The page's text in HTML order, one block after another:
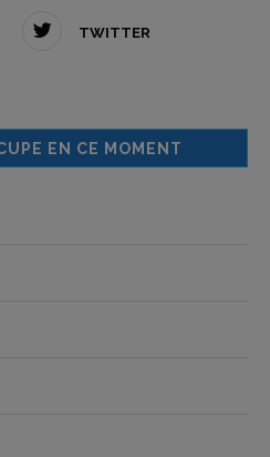
TWITTER
EN CE MOMENT